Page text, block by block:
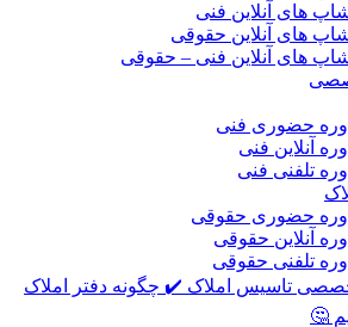
های آنلاین فنی
های آنلاین حقوقی
های آنلاین فنی – حقوقی
حضوری فنی
آنلاین فنی
تلفنی فنی
حضوری حقوقی
آنلاین حقوقی
تلفنی حقوقی
تاسیس املاک ✔️ چگونه دفتر املاک
🤔